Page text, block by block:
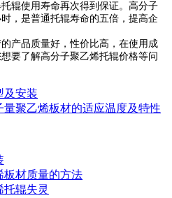
辊使用寿命再次得到保证。高分子
，是普通托辊寿命的五倍，提高企
产品质量好，性价比高，在使用成
要了解高分子聚乙烯托辊价格等问
及安装
量聚乙烯板材的适应温度及特性
板材质量的方法
托辊失灵